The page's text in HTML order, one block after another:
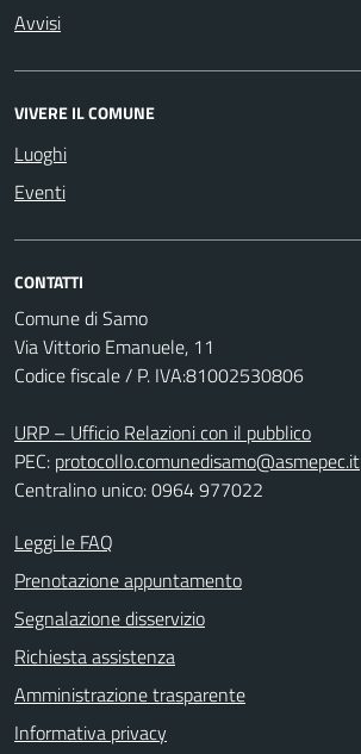
Avvisi
VIVERE IL COMUNE
Luoghi
Eventi
CONTATTI
Comune di Samo
Via Vittorio Emanuele, 11
Codice fiscale / P. IVA:81002530806
URP – Ufficio Relazioni con il pubblico
PEC: protocollo.comunedisamo@asmepec.it
Centralino unico: 0964 977022
Leggi le FAQ
Prenotazione appuntamento
Segnalazione disservizio
Richiesta assistenza
Amministrazione trasparente
Informativa privacy